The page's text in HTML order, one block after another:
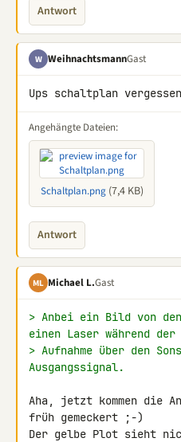
Antwort
W WeihnachtsmannGast
Ups schaltplan
Angehängte Dateien:
Schaltplan.png(7,4 KB)
Antwort
ML Michael L.Gast
> Anbei ein Bild von
einen Laser während der
> Aufnahme über den
Ausgangssignal.
Aha, jetzt kommen die
früh gemeckert ;-)
Der gelbe Plot sieht